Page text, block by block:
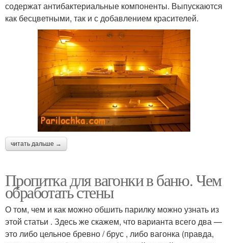
содержат антибактериальные компоненты. Выпускаются
как бесцветными, так и с добавлением красителей.
читать дальше →
Пропитка для вагонки в баню. Чем
обработать стены
О том, чем и как можно обшить парилку можно узнать из
этой статьи . Здесь же скажем, что варианта всего два —
это либо цельное бревно / брус , либо вагонка (правда,